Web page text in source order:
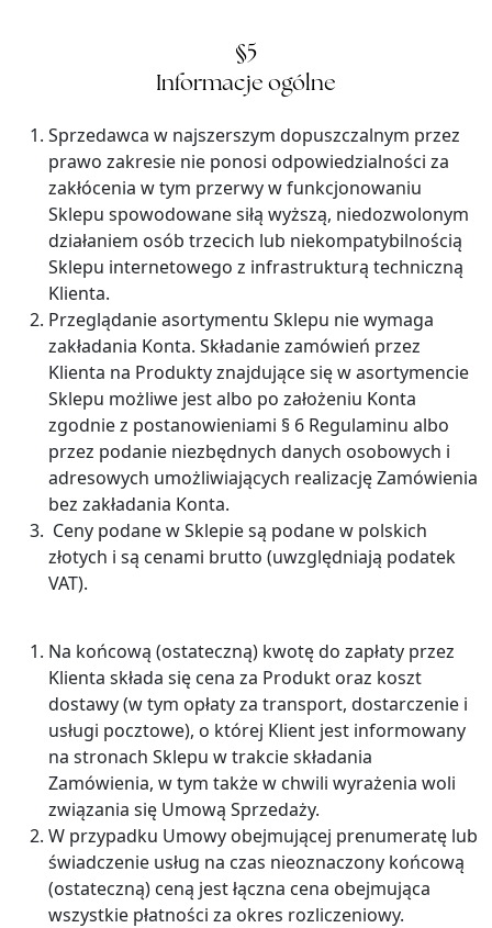
§5
Informacje ogólne
Sprzedawca w najszerszym dopuszczalnym przez
prawo zakresie nie ponosi odpowiedzialności za
zakłócenia w tym przerwy w funkcjonowaniu
Sklepu spowodowane siłą wyższą, niedozwolonym
działaniem osób trzecich lub niekompatybilnością
Sklepu internetowego z infrastrukturą techniczną
Klienta.
Przeglądanie asortymentu Sklepu nie wymaga
zakładania Konta. Składanie zamówień przez
Klienta na Produkty znajdujące się w asortymencie
Sklepu możliwe jest albo po założeniu Konta
zgodnie z postanowieniami § 6 Regulaminu albo
przez podanie niezbędnych danych osobowych i
adresowych umożliwiających realizację Zamówienia
bez zakładania Konta.
Ceny podane w Sklepie są podane w polskich
złotych i są cenami brutto (uwzględniają podatek
VAT).
Na końcową (ostateczną) kwotę do zapłaty przez
Klienta składa się cena za Produkt oraz koszt
dostawy (w tym opłaty za transport, dostarczenie i
usługi pocztowe), o której Klient jest informowany
na stronach Sklepu w trakcie składania
Zamówienia, w tym także w chwili wyrażenia woli
związania się Umową Sprzedaży.
W przypadku Umowy obejmującej prenumeratę lub
świadczenie usług na czas nieoznaczony końcową
(ostateczną) ceną jest łączna cena obejmująca
wszystkie płatności za okres rozliczeniowy.